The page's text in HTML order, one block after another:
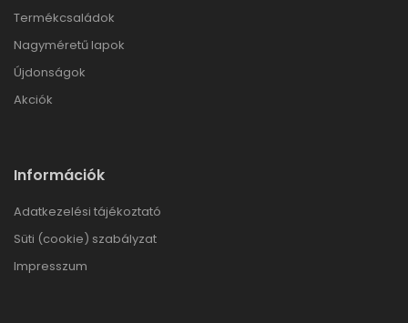
Termékcsaládok
Nagyméretű lapok
Újdonságok
Akciók
Információk
Adatkezelési tájékoztató
Süti (cookie) szabályzat
Impresszum